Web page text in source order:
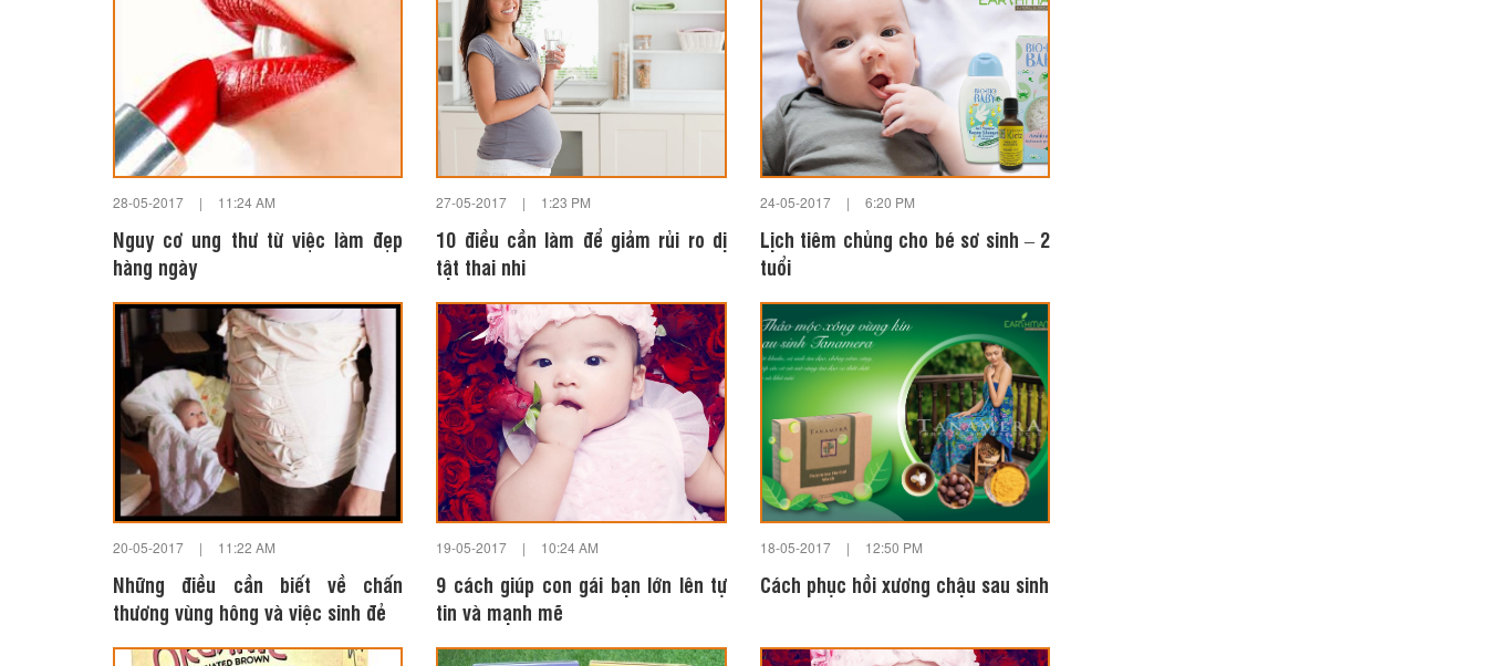
28-05-2017 | 11:24 AM
Nguy cơ ung thư từ việc làm đẹp
hàng ngày
27-05-2017 | 1:23 PM
10 điều cần làm để giảm rủi ro dị
tật thai nhi
24-05-2017 | 6:20 PM
Lịch tiêm chủng cho bé sơ sinh – 2
tuổi
20-05-2017 | 11:22 AM
Những điều cần biết về chấn
thương vùng hông và việc sinh đẻ
19-05-2017 | 10:24 AM
9 cách giúp con gái bạn lớn lên tự
tin và mạnh mẽ
18-05-2017 | 12:50 PM
Cách phục hồi xương chậu sau sinh